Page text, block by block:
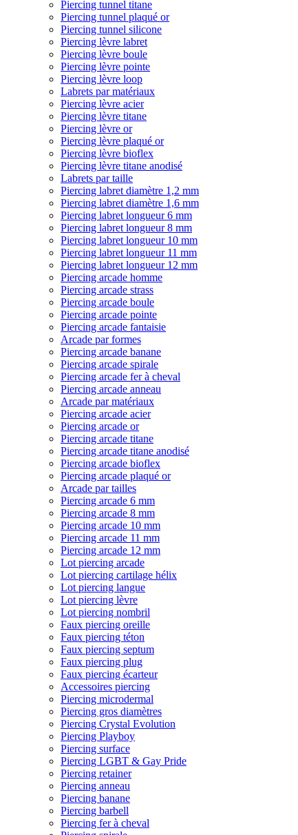
Piercing tunnel titane
Piercing tunnel plaqué or
Piercing tunnel silicone
Piercing lèvre labret
Piercing lèvre boule
Piercing lèvre pointe
Piercing lèvre loop
Labrets par matériaux
Piercing lèvre acier
Piercing lèvre titane
Piercing lèvre or
Piercing lèvre plaqué or
Piercing lèvre bioflex
Piercing lèvre titane anodisé
Labrets par taille
Piercing labret diamètre 1,2 mm
Piercing labret diamètre 1,6 mm
Piercing labret longueur 6 mm
Piercing labret longueur 8 mm
Piercing labret longueur 10 mm
Piercing labret longueur 11 mm
Piercing labret longueur 12 mm
Piercing arcade homme
Piercing arcade strass
Piercing arcade boule
Piercing arcade pointe
Piercing arcade fantaisie
Arcade par formes
Piercing arcade banane
Piercing arcade spirale
Piercing arcade fer à cheval
Piercing arcade anneau
Arcade par matériaux
Piercing arcade acier
Piercing arcade or
Piercing arcade titane
Piercing arcade titane anodisé
Piercing arcade bioflex
Piercing arcade plaqué or
Arcade par tailles
Piercing arcade 6 mm
Piercing arcade 8 mm
Piercing arcade 10 mm
Piercing arcade 11 mm
Piercing arcade 12 mm
Lot piercing arcade
Lot piercing cartilage hélix
Lot piercing langue
Lot piercing lèvre
Lot piercing nombril
Faux piercing oreille
Faux piercing téton
Faux piercing septum
Faux piercing plug
Faux piercing écarteur
Accessoires piercing
Piercing microdermal
Piercing gros diamètres
Piercing Crystal Evolution
Piercing Playboy
Piercing surface
Piercing LGBT & Gay Pride
Piercing retainer
Piercing anneau
Piercing banane
Piercing barbell
Piercing fer à cheval